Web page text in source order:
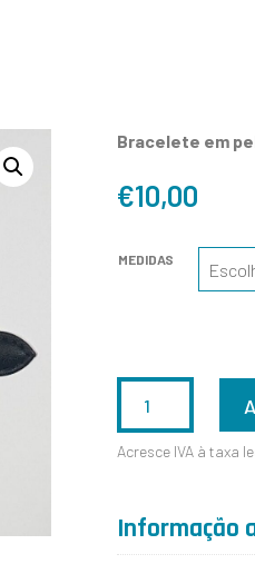
Bracelete em
€10,00
MEDIDAS
DE
Acresce IVA à taxa
Informação